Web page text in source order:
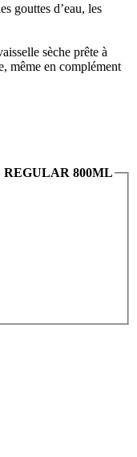
gouttes d’eau, les
sèche prête à
même en complément
800ML